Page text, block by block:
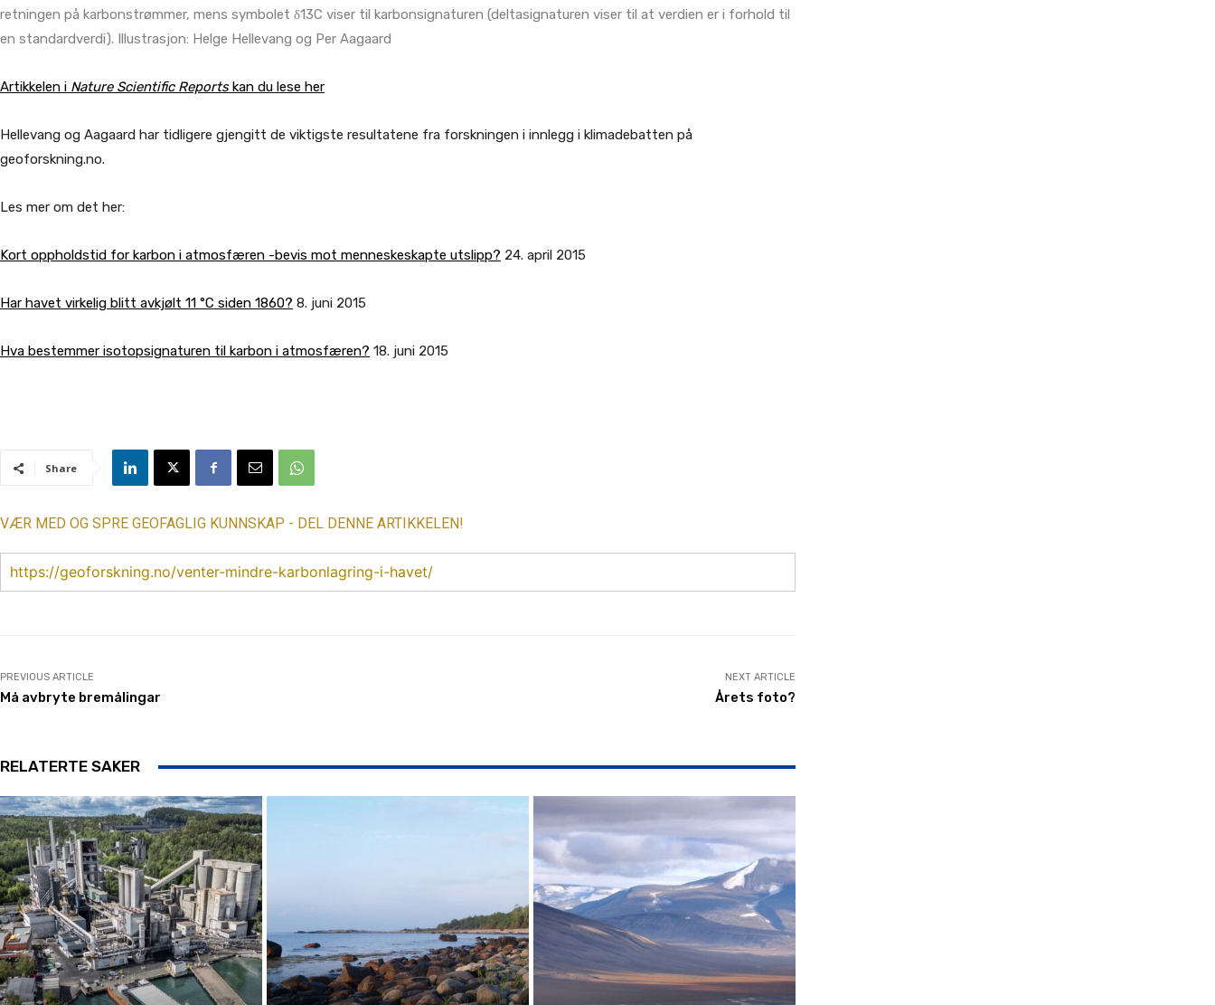
retningen på karbonstrømmer, mens symbolet δ13C viser til karbonsignaturen (deltasignaturen viser til at verdien er i forhold til
en standardverdi). Illustrasjon: Helge Hellevang og Per Aagaard
Artikkelen i Nature Scientific Reportskan du lese her
Hellevang og Aagaard har tidligere gjengitt de viktigste resultatene fra forskningen i innlegg i klimadebatten på
geoforskning.no.
Les mer om det her:
Kort oppholdstid for karbon i atmosfæren -bevis mot menneskeskapte utslipp? 24. april 2015
Har havet virkelig blitt avkjølt 11 °C siden 1860? 8. juni 2015
Hva bestemmer isotopsignaturen til karbon i atmosfæren? 18. juni 2015
Share
VÆR MED OG SPRE GEOFAGLIG KUNNSKAP - DEL DENNE ARTIKKELEN!
https://geoforskning.no/venter-mindre-karbonlagring-i-havet/
PREVIOUS ARTICLE
Må avbryte bremålingar
NEXT ARTICLE
Årets foto?
RELATERTE SAKER